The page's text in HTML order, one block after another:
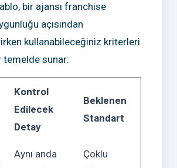
bir ajansı franchise
açısından
kullanabileceğiniz kriterleri
temelde sunar:
Kontrol
Edilecek
Detay
Beklenen
Standart
Aynı anda
Çoklu